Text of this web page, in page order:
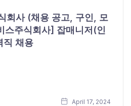
회사 (채용 공고, 구인, 모
스주식회사] 잡매니저(인
직 채용
April 17, 2024